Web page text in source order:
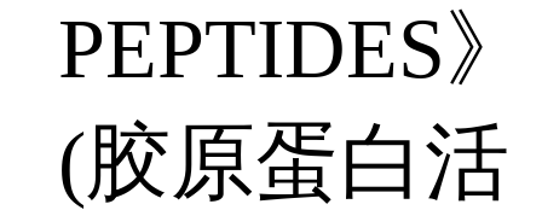
PEPTIDES》
(胶原蛋白活